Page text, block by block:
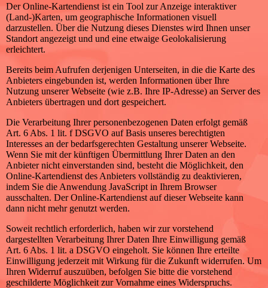
Der Online-Kartendienst ist ein Tool zur Anzeige interaktiver
(Land-)Karten, um geographische Informationen visuell
darzustellen. Über die Nutzung dieses Dienstes wird Ihnen unser
Standort angezeigt und und eine etwaige Geolokalisierung
erleichtert.
Bereits beim Aufrufen derjenigen Unterseiten, in die die Karte des
Anbieters eingebunden ist, werden Informationen über Ihre
Nutzung unserer Webseite (wie z.B. Ihre IP-Adresse) an Server des
Anbieters übertragen und dort gespeichert.
Die Verarbeitung Ihrer personenbezogenen Daten erfolgt gemäß
Art. 6 Abs. 1 lit. f DSGVO auf Basis unseres berechtigten
Interesses an der bedarfsgerechten Gestaltung unserer Webseite.
Wenn Sie mit der künftigen Übermittlung Ihrer Daten an den
Anbieter nicht einverstanden sind, besteht die Möglichkeit, den
Online-Kartendienst des Anbieters vollständig zu deaktivieren,
indem Sie die Anwendung JavaScript in Ihrem Browser
ausschalten. Der Online-Kartendienst auf dieser Webseite kann
dann nicht mehr genutzt werden.
Soweit rechtlich erforderlich, haben wir zur vorstehend
dargestellten Verarbeitung Ihrer Daten Ihre Einwilligung gemäß
Art. 6 Abs. 1 lit. a DSGVO eingeholt. Sie können Ihre erteilte
Einwilligung jederzeit mit Wirkung für die Zukunft widerrufen. Um
Ihren Widerruf auszuüben, befolgen Sie bitte die vorstehend
geschilderte Möglichkeit zur Vornahme eines Widerspruchs.